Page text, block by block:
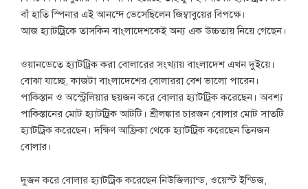
বাঁ হাতি স্পিনার এই আনন্দে ভেসেছিলেন জিম্বাবুয়ের বিপক্ষে।
আজ হ্যাটট্রিকে তাসকিন বাংলাদেশকেই অন্য এক উচ্চতায় নিয়ে গেছেন।
ওয়ানডেতে হ্যাটট্রিক করা বোলারের সংখ্যায় বাংলাদেশ এখন দুইয়ে।
বোঝা যাচ্ছে, কাজটা বাংলাদেশের বোলাররা বেশ ভালো পারেন।
পাকিস্তান ও অস্ট্রেলিয়ার ছয়জন করে বোলার হ্যাটট্রিক করেছেন। অবশ্য
পাকিস্তানের মোট হ্যাটট্রিক আটটি। শ্রীলঙ্কার চারজন বোলার মোট সাতটি
হ্যাটট্রিক করেছেন। দক্ষিণ আফ্রিকা থেকে হ্যাটট্রিক করেছেন তিনজন
বোলার।
দুজন করে বোলার হ্যাটট্রিক করেছেন নিউজিল্যান্ড, ওয়েস্ট ইন্ডিজ,